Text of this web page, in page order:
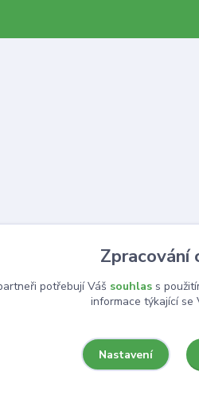
Zpracování
potřebují Váš souhlass
informace týkající se
Nastavení